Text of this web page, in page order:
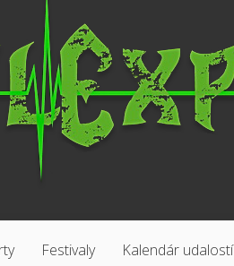
Festivaly Kalendár udalostí